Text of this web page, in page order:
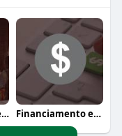
Retomada dos negócios Financiamento e crédito